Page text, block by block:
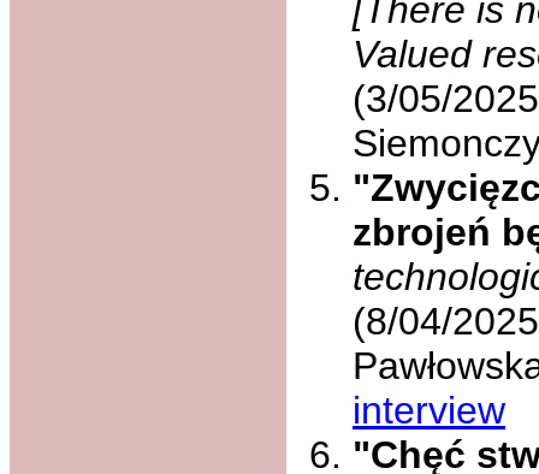
[There is
Valued
(3/05/
zbrojeń
(8/04/
interview
"Chęć